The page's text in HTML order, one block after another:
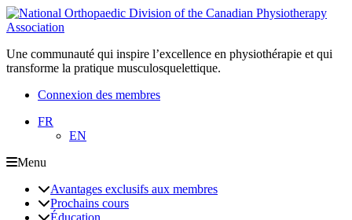
Une communauté qui inspire l’excellence en physiothérapie et qui
transforme la pratique musculosquelettique.
Connexion des membres
FR
EN
Menu
Avantages exclusifs aux membres
Prochains cours
Éducation